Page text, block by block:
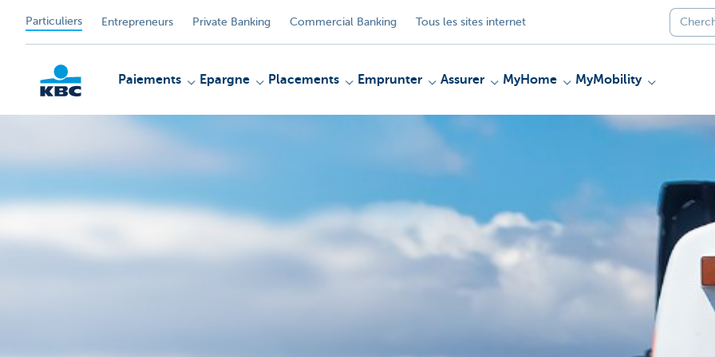
Particuliers Entrepreneurs Private Banking Commercial Banking Tous les sites internet
Particulieren
Paiements Epargne Placements Emprunter Assurer MyHome MyMobility